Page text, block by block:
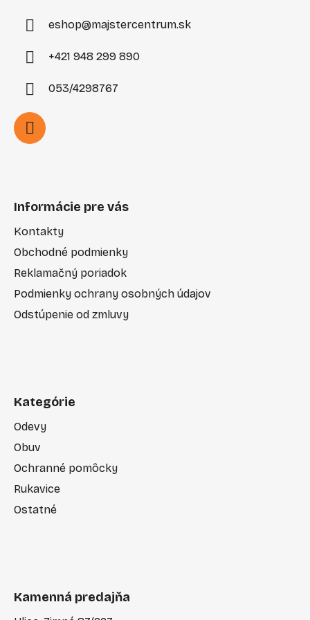
eshop@majstercentrum.sk
+421 948 299 890
053/4298767
Informácie pre vás
Kontakty
Obchodné podmienky
Reklamačný poriadok
Podmienky ochrany osobných údajov
Odstúpenie od zmluvy
Kategórie
Odevy
Obuv
Ochranné pomôcky
Rukavice
Ostatné
Kamenná predajňa